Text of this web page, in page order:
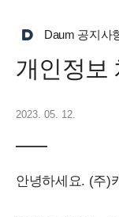
Daum 공지사
개인정보
2023. 05. 12.
안녕하세요. (주)